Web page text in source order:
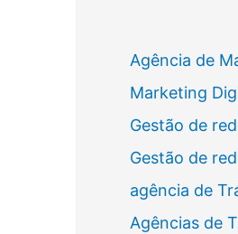
Agência de
Marketing
Gestão de
Gestão de
agência de
Agências de